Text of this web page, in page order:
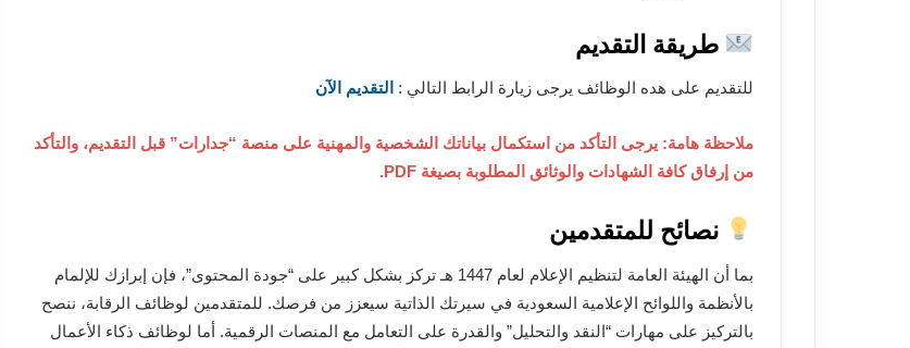
طريقة التقديم
للتقديم على هده الوظائف يرجى زيارة الرابط التالي : التقديم الآن
ملاحظة هامة: يرجى التأكد من استكمال بياناتك الشخصية والمهنية على منصة “جدارات” قبل التقديم، والتأكد
من إرفاق كافة الشهادات والوثائق المطلوبة بصيغة PDF.
نصائح للمتقدمين
بما أن الهيئة العامة لتنظيم الإعلام لعام 1447 هـ تركز بشكل كبير على “جودة المحتوى”، فإن إبرازك للإلمام
بالأنظمة واللوائح الإعلامية السعودية في سيرتك الذاتية سيعزز من فرصك. للمتقدمين لوظائف الرقابة، ننصح
بالتركيز على مهارات “النقد والتحليل” والقدرة على التعامل مع المنصات الرقمية. أما لوظائف ذكاء الأعمال